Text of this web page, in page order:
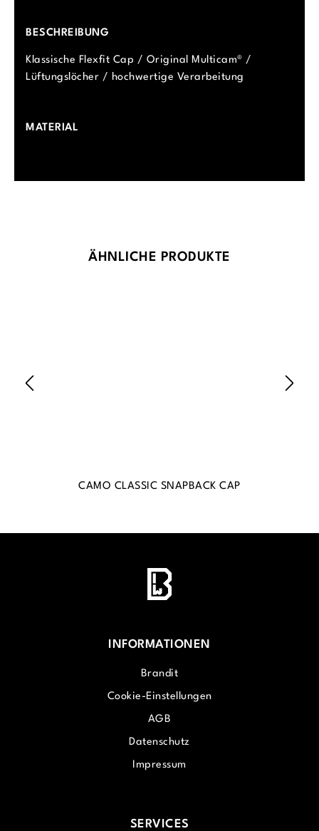
BESCHREIBUNG
Klassische Flexfit Cap / Original Multicam® /
Lüftungslöcher / hochwertige Verarbeitung
MATERIAL
Produktgalerie überspringen
ÄHNLICHE PRODUKTE
CAMO CLASSIC SNAPBACK CAP
INFORMATIONEN
Brandit
Cookie-Einstellungen
AGB
Datenschutz
Impressum
SERVICES